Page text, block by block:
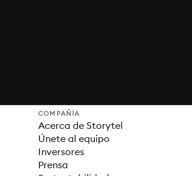
COMPAÑÍA
Acerca de Storytel
Únete al equipo
Inversores
Prensa